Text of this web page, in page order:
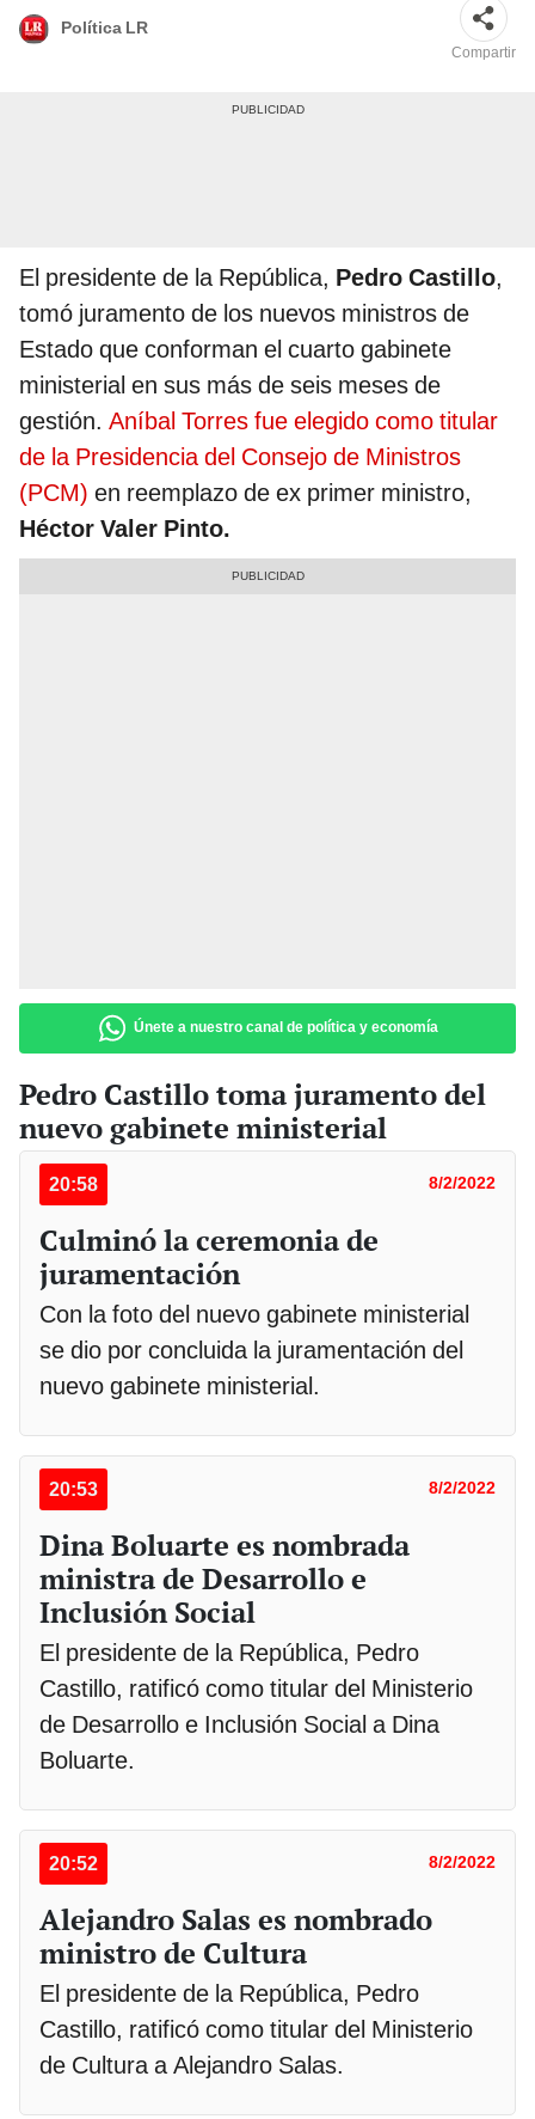
Política LR
Compartir
El presidente de la República, Pedro Castillo,
tomó juramento de los nuevos ministros de
Estado que conforman el cuarto gabinete
ministerial en sus más de seis meses de
gestión. Aníbal Torres fue elegido como titular
de la Presidencia del Consejo de Ministros
(PCM) en reemplazo de ex primer ministro,
Héctor Valer Pinto.
Únete a nuestro canal de política y economía
Pedro Castillo toma juramento del
nuevo gabinete ministerial
20:58 8/2/2022
Culminó la ceremonia de
juramentación
Con la foto del nuevo gabinete ministerial
se dio por concluida la juramentación del
nuevo gabinete ministerial.
20:53 8/2/2022
Dina Boluarte es nombrada
ministra de Desarrollo e
Inclusión Social
El presidente de la República, Pedro
Castillo, ratificó como titular del Ministerio
de Desarrollo e Inclusión Social a Dina
Boluarte.
20:52 8/2/2022
Alejandro Salas es nombrado
ministro de Cultura
El presidente de la República, Pedro
Castillo, ratificó como titular del Ministerio
de Cultura a Alejandro Salas.